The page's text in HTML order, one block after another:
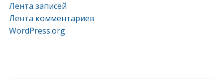
Лента записей
Лента комментариев
WordPress.org